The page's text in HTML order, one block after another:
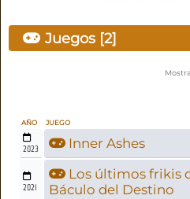
Juegos [2]
AÑO JUEGO
2023 Inner Ashes
2021
Los últimos frikis
Báculo del Destino